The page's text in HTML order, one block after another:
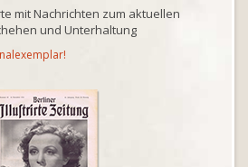
mit Nachrichten zum aktuellen
und Unterhaltung